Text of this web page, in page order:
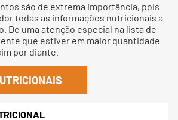
são de extrema importância, pois
todas as informações nutricionais a
De uma atenção especial na lista de
que estiver em maior quantidade
por diante.